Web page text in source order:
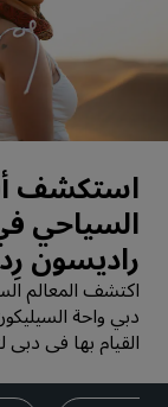
استكشف
السياحي
راديسون
اكتشف المعالم
دبي واحة
القيام بها في